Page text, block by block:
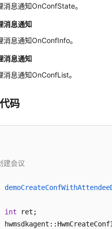
消息通知OnConfState。
消息通知
消息通知OnConfInfo。
消息通知
消息通知OnConfList。
码
建会议
int ret;